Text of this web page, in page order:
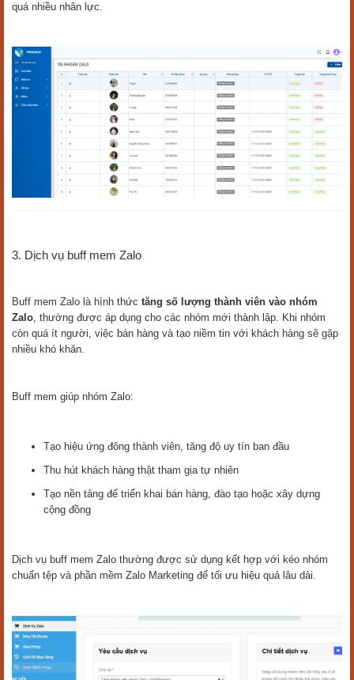
quá nhiều nhân lực.
3. Dịch vụ buff mem Zalo
Buff mem Zalo là hình thức tăng số lượng thành viên vào nhóm
Zalo , thường được áp dụng cho các nhóm mới thành lập. Khi nhóm
còn quá ít người, việc bán hàng và tạo niềm tin với khách hàng sẽ gặp
nhiều khó khăn.
Buff mem giúp nhóm Zalo:
Tạo hiệu ứng đông thành viên, tăng độ uy tín ban đầu
Thu hút khách hàng thật tham gia tự nhiên
Tạo nền tảng để triển khai bán hàng, đào tạo hoặc xây dựng
cộng đồng
Dịch vụ buff mem Zalo thường được sử dụng kết hợp với kéo nhóm
chuẩn tệp và phần mềm Zalo Marketing để tối ưu hiệu quả lâu dài.